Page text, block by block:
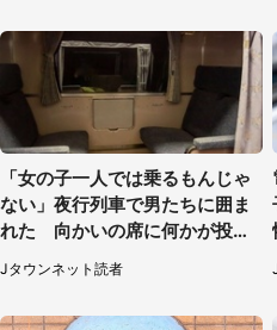
「女の子一人では乗るもんじゃ
ない」夜行列車で男たちに囲ま
れた 向かいの席に何かが投げ
られて（秋田県・60代女性）
Jタウンネット読者